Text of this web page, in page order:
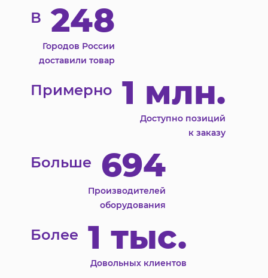
В 248
Городов России
доставили товар
Примерно 1 млн.
Доступно позиций
к заказу
Больше 694
Производителей
оборудования
Более 1 тыс.
Довольных клиентов